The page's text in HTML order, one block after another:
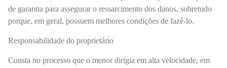
de garantia para assegurar o ressarcimento dos danos, sobretudo
porque, em geral, possuem melhores condições de fazê-lo.
Responsabilidade do proprietário
Consta no processo que o menor dirigia em alta velocidade, em